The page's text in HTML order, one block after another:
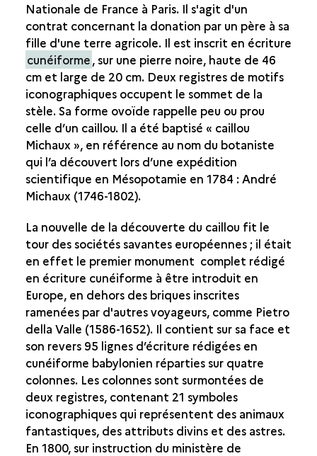
Nationale de France à Paris. Il s'agit d'un
contrat concernant la donation par un père à sa
fille d'une terre agricole. Il est inscrit en écriture
cunéiforme, sur une pierre noire, haute de 46
cm et large de 20 cm. Deux registres de motifs
iconographiques occupent le sommet de la
stèle. Sa forme ovoïde rappelle peu ou prou
celle d’un caillou. Il a été baptisé « caillou
Michaux », en référence au nom du botaniste
qui l’a découvert lors d’une expédition
scientifique en Mésopotamie en 1784 : André
Michaux (1746-1802).
La nouvelle de la découverte du caillou fit le
tour des sociétés savantes européennes ; il était
en effet le premier monument complet rédigé
en écriture cunéiforme à être introduit en
Europe, en dehors des briques inscrites
ramenées par d'autres voyageurs, comme Pietro
della Valle (1586-1652). Il contient sur sa face et
son revers 95 lignes d’écriture rédigées en
cunéiforme babylonien réparties sur quatre
colonnes. Les colonnes sont surmontées de
deux registres, contenant 21 symboles
iconographiques qui représentent des animaux
fantastiques, des attributs divins et des astres.
En 1800, sur instruction du ministère de